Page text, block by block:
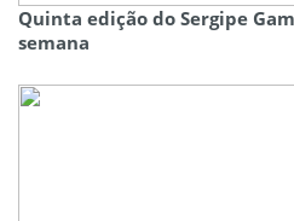
Quinta edição do Sergipe
semana